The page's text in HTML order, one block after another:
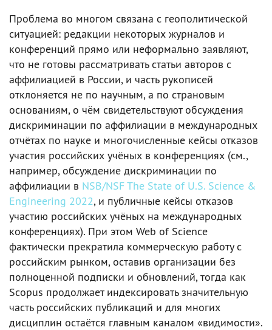
Проблема во многом связана с геополитической
ситуацией: редакции некоторых журналов и
конференций прямо или неформально заявляют,
что не готовы рассматривать статьи авторов с
аффилиацией в России, и часть рукописей
отклоняется не по научным, а по страновым
основаниям, о чём свидетельствуют обсуждения
дискриминации по аффилиации в международных
отчётах по науке и многочисленные кейсы отказов
участия российских учёных в конференциях (см.,
например, обсуждение дискриминации по
аффилиации в NSB/NSF The State of U.S. Science &
Engineering 2022, и публичные кейсы отказов
участию российских учёных на международных
конференциях). При этом Web of Science
фактически прекратила коммерческую работу с
российским рынком, оставив организации без
полноценной подписки и обновлений, тогда как
Scopus продолжает индексировать значительную
часть российских публикаций и для многих
дисциплин остаётся главным каналом «видимости».